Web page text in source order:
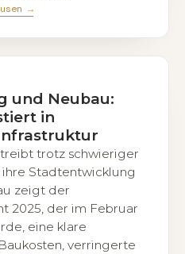
→
und Neubau:
in
trotz schwieriger
Stadtentwicklung
zeigt der
2025, der im Februar
eine klare
verringerte